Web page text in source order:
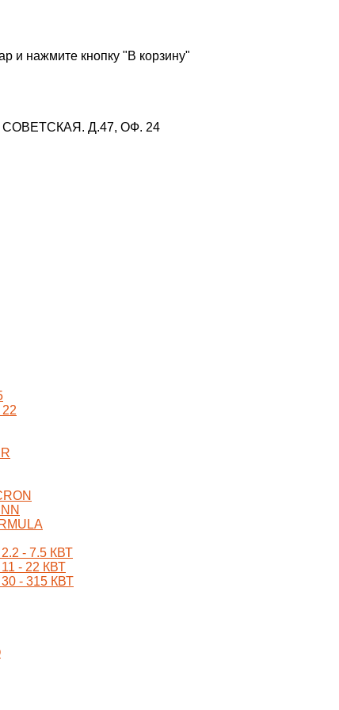
и нажмите кнопку "В корзину"
Д.47, ОФ. 24
- 7.5 КВТ
- 22 КВТ
- 315 КВТ